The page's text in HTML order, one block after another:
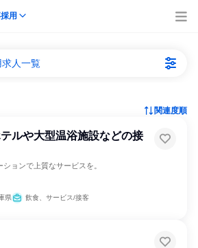
用
人一覧
関連度順
ルや大型温浴施設などの接
ョンで上質なサービスを。
県 飲食、サービス/接客